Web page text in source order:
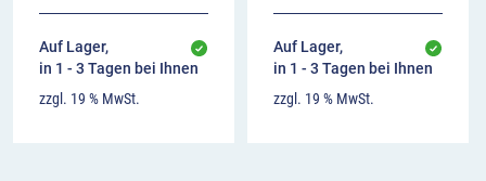
Auf Lager,
in 1 - 3 Tagen bei Ihnen
zzgl. 19 % MwSt.
Auf Lager,
in 1 - 3 Tagen bei Ihnen
zzgl. 19 % MwSt.